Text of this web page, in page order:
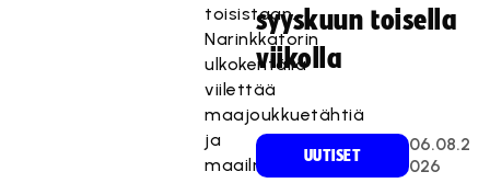
toisistaan.
Narinkkatorin
ulkokentällä
viilettää
maajoukkuetähtiä
ja
maailmanmestareita
syyskuun toisella
viikolla
UUTISET
06.08.2
026